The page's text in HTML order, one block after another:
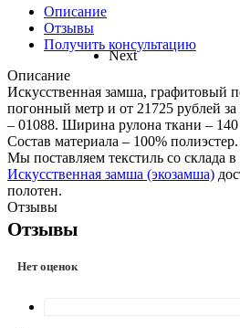
Next
Описание
Отзывы
Получить консультацию
Описание
Искусственная замша, графитовый
погонный метр и от 21725 рублей
– 01088. Ширина рулона ткани –
Состав материала – 100%
Мы поставляем текстиль со склада
Искусственная замша (экозамша)
полотен.
Отзывы
Отзывы
Нет оценок